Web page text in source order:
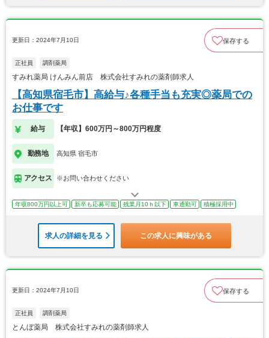
更新日：2024年7月10日 保存する
正社員 調剤薬局
すみれ薬局 けんみん前店 株式会社すみれの薬剤師求人
【高知県宿毛市】高給与♪各種手当も充実◎薬局での
お仕事です
給与 【年収】600万円～800万円程度
勤務地 高知県 宿毛市
アクセス ※お問い合わせください
年収800万円以上可 新卒も応募可能 残業月10ｈ以下 車通勤可 積極採用中
求人の詳細を見る この求人に興味がある
更新日：2024年7月10日 保存する
正社員 調剤薬局
とんぼ薬局 株式会社すみれの薬剤師求人